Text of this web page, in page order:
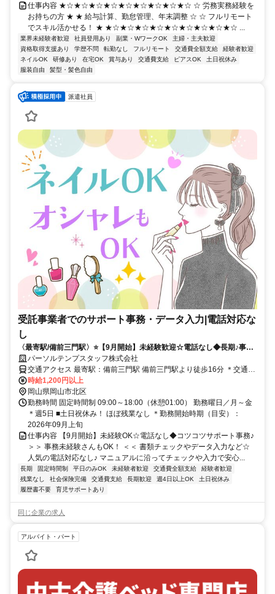
仕事内容 ★☆★☆★☆★☆★☆★☆★☆★☆★☆ ☆ 労務実務経験を
お持ちの方 ★ ★ 給与計算、勤怠管理、年末調整 ☆ ☆ フルリモート
でスキル活かせる！ ★ ★☆★☆★☆★☆★☆★☆★☆★☆★☆ ...
業界未経験者歓迎 社員登用あり 副業・WワークOK
主婦・主夫歓迎
資格取得支援あり
学歴不問 転勤なし フルリモート 交通費全額支給
経験者歓迎
ネイルOK
研修あり 在宅OK 賞与あり 交通費支給 ピアスOK
土日祝休み
服装自由
髪型・髪色自由
派遣社員
受託事業者でのサポート事務・データ入力|電話対応な
し
〈最寄駅/備前三門駅〉⭐️【9月開始】未経験歓迎☆電話なし◆長期♪事務
★残業ほぼなし！
パーソルテンプスタッフ株式会社
交通アクセス 最寄駅：備前三門駅 備前三門駅より徒歩16分 ＊交通費
全額支給
時給1,200円以上
岡山県岡山市北区
勤務時間 固定時間制 09:00～18:00（休憩01:00） 勤務曜日／月～金
＊週5日 ■土日祝休み！ ほぼ残業なし ＊勤務開始時期（目安）：
2026年09月上旬
仕事内容 【9月開始】未経験OK☆電話なし◆コツコツサポート事務♪
＞＞ 事務未経験さんもOK！ ＜＜ 書類チェックやデータ入力など☆
人気の電話対応なし♪ マニュアルに沿ってチェックや入力で安心...
長期 固定時間制 平日のみOK 未経験者歓迎 交通費全額支給
経験者歓迎
残業なし
社会保険完備 交通費支給 長期歓迎 週4日以上OK
土日祝休み
履歴書不要
育児サポートあり
同じ企業の求人
アルバイト・パート